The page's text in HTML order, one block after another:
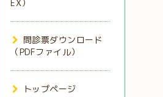
EX）
問診票ダウンロード
（PDFファイル）
トップページ